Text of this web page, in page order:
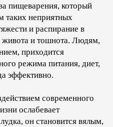
пищеварения, который
таких неприятных
и распирание в
живота и тошнота. Людям,
приходится
режима питания, диет,
эффективно.
современного
ослабевает
он становится вялым,